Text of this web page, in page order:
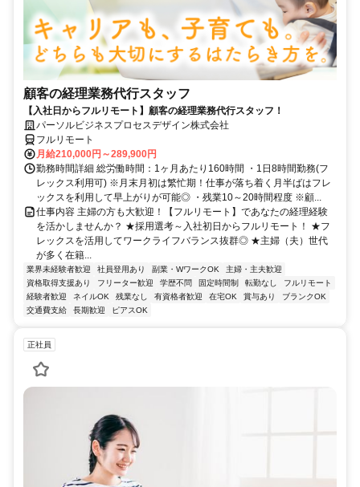
顧客の経理業務代行スタッフ
【入社日からフルリモート】顧客の経理業務代行スタッフ！
パーソルビジネスプロセスデザイン株式会社
フルリモート
月給210,000円～289,900円
勤務時間詳細 総労働時間：1ヶ月あたり160時間 ・1日8時間勤務(フ
レックス利用可) ※月末月初は繁忙期！仕事が落ち着く月半ばはフレ
ックスを利用して早上がりが可能◎ ・残業10～20時間程度 ※顧...
仕事内容 主婦の方も大歓迎！【フルリモート】であなたの経理経験
を活かしませんか？ ★採用選考～入社初日からフルリモート！ ★フ
レックスを活用してワークライフバランス抜群◎ ★主婦（夫）世代
が多く在籍...
業界未経験者歓迎 社員登用あり 副業・WワークOK
主婦・主夫歓迎
資格取得支援あり
フリーター歓迎 学歴不問 固定時間制 転勤なし
フルリモート
経験者歓迎
ネイルOK 残業なし 有資格者歓迎 在宅OK 賞与あり
ブランクOK
交通費支給
長期歓迎 ピアスOK
正社員